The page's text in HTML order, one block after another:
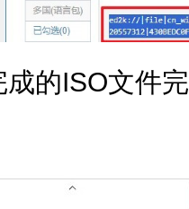
的ISO文件